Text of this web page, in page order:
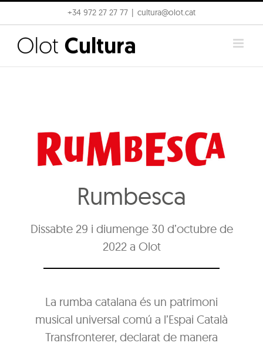
to
content
+34 972 27 27 77 cultura@olot.cat
Rumbesca
Dissabte 29 i diumenge 30 d’octubre de
2022 a Olot
La rumba catalana és un patrimoni
musical universal comú a l’Espai Català
Transfronterer, declarat de manera